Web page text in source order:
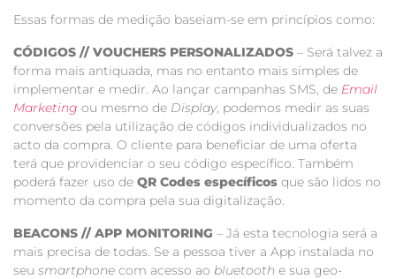
Essas formas de medição baseiam-se em princípios como:
CÓDIGOS // VOUCHERS PERSONALIZADOS – Será talvez a
forma mais antiquada, mas no entanto mais simples de
implementar e medir. Ao lançar campanhas SMS, de Email
Marketing ou mesmo de Display, podemos medir as suas
conversões pela utilização de códigos individualizados no
acto da compra. O cliente para beneficiar de uma oferta
terá que providenciar o seu código específico. Também
poderá fazer uso de QR Codes específicos que são lidos no
momento da compra pela sua digitalização.
BEACONS // APP MONITORING – Já esta tecnologia será a
mais precisa de todas. Se a pessoa tiver a App instalada no
seu smartphone com acesso ao bluetooth e sua geo-